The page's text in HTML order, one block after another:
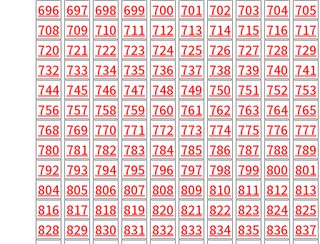
696 697 698 699 700 701 702 703 704 705
708 709 710 711 712 713 714 715 716 717
720 721 722 723 724 725 726 727 728 729
732 733 734 735 736 737 738 739 740 741
744 745 746 747 748 749 750 751 752 753
756 757 758 759 760 761 762 763 764 765
768 769 770 771 772 773 774 775 776 777
780 781 782 783 784 785 786 787 788 789
792 793 794 795 796 797 798 799 800 801
804 805 806 807 808 809 810 811 812 813
816 817 818 819 820 821 822 823 824 825
828 829 830 831 832 833 834 835 836 837